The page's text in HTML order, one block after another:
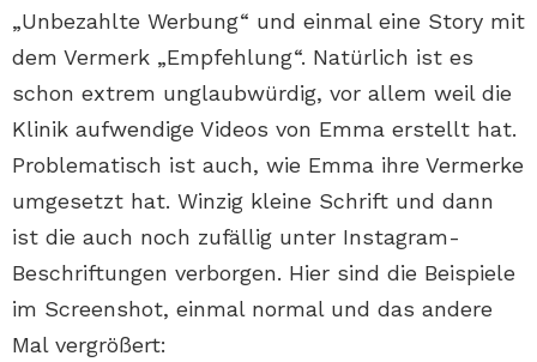
„Unbezahlte Werbung“ und einmal eine Story mit
dem Vermerk „Empfehlung“. Natürlich ist es
schon extrem unglaubwürdig, vor allem weil die
Klinik aufwendige Videos von Emma erstellt hat.
Problematisch ist auch, wie Emma ihre Vermerke
umgesetzt hat. Winzig kleine Schrift und dann
ist die auch noch zufällig unter Instagram-
Beschriftungen verborgen. Hier sind die Beispiele
im Screenshot, einmal normal und das andere
Mal vergrößert: